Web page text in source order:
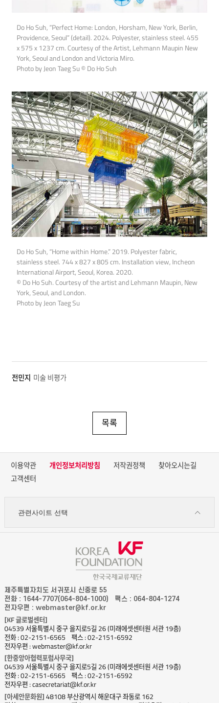
Do Ho Suh, “Perfect Home: London, Horsham, New York, Berlin,
Providence, Seoul” (detail). 2024. Polyester, stainless steel. 455
x 575 x 1237 cm. Courtesy of the Artist, Lehmann Maupin New
York, Seoul and London and Victoria Miro.
Photo by Jeon Taeg Su © Do Ho Suh
Do Ho Suh, “Home within Home.” 2019. Polyester fabric,
stainless steel. 744 x 827 x 805 cm. Installation view, Incheon
International Airport, Seoul, Korea. 2020.
© Do Ho Suh. Courtesy of the artist and Lehmann Maupin, New
York, Seoul, and London.
Photo by Jeon Taeg Su
전민지 미술 비평가
목록
이용약관 개인정보처리방침 저작권정책
찾아오시는길
고객센터
관련사이트 선택
제주특별자치도 서귀포시 신중로 55
전화 : 1644-7707(064-804-1000)
팩스 : 064-804-1274
전자우편 : webmaster@kf.or.kr
[KF 글로벌센터]
04539 서울특별시 중구 을지로5길 26 (미래에셋센터원 서관 19층)
전화 : 02-2151-6565
팩스 : 02-2151-6592
전자우편 : webmaster@kf.or.kr
[한중앙아협력포럼사무국]
04539 서울특별시 중구 을지로5길 26 (미래에셋센터원 서관 19층)
전화 : 02-2151-6565
팩스 : 02-2151-6592
전자우편 : casecretariat@kf.or.kr
[아세안문화원] 48108 부산광역시 해운대구 좌동로 162